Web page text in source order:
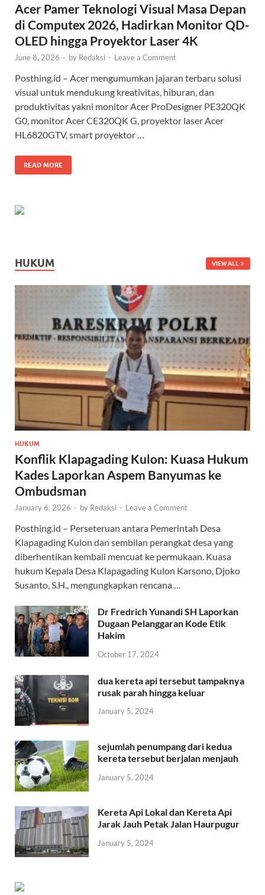
Acer Pamer Teknologi Visual Masa Depan
di Computex 2026, Hadirkan Monitor QD-
OLED hingga Proyektor Laser 4K
June 8, 2026 - by Redaksi - Leave a Comment
Posthing.id – Acer mengumumkan jajaran terbaru solusi
visual untuk mendukung kreativitas, hiburan, dan
produktivitas yakni monitor Acer ProDesigner PE320QK
G0, monitor Acer CE320QK G, proyektor laser Acer
HL6820GTV, smart proyektor …
READ MORE
HUKUM VIEW ALL
HUKUM
Konflik Klapagading Kulon: Kuasa Hukum
Kades Laporkan Aspem Banyumas ke
Ombudsman
January 6, 2026 - by Redaksi - Leave a Comment
Posthing.id – Perseteruan antara Pemerintah Desa
Klapagading Kulon dan sembilan perangkat desa yang
diberhentikan kembali mencuat ke permukaan. Kuasa
hukum Kepala Desa Klapagading Kulon Karsono, Djoko
Susanto, S.H., mengungkapkan rencana …
Dr Fredrich Yunandi SH Laporkan
Dugaan Pelanggaran Kode Etik
Hakim
October 17, 2024
dua kereta api tersebut tampaknya
rusak parah hingga keluar
January 5, 2024
sejumlah penumpang dari kedua
kereta tersebut berjalan menjauh
January 5, 2024
Kereta Api Lokal dan Kereta Api
Jarak Jauh Petak Jalan Haurpugur
January 5, 2024